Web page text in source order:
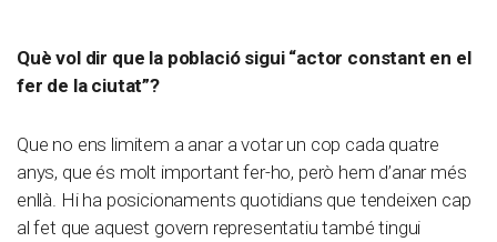
Què vol dir que la població sigui “actor constant en el
fer de la ciutat”?
Que no ens limitem a anar a votar un cop cada quatre
anys, que és molt important fer-ho, però hem d’anar més
enllà. Hi ha posicionaments quotidians que tendeixen cap
al fet que aquest govern representatiu també tingui